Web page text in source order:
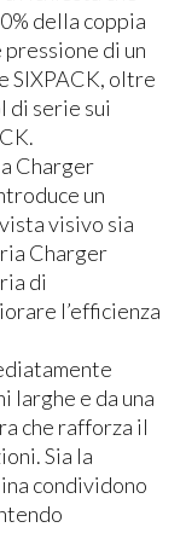
della coppia
di un
SIXPACK, oltre
di serie sui
Charger
un
visivo sia
Charger
di
l’efficienza
larghe e da una
che rafforza il
Sia la
condividono